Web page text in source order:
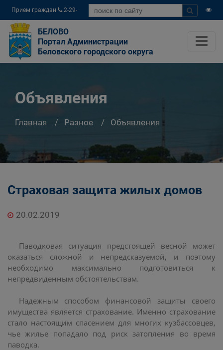
Прием граждан
2-29-
04
БЕЛОВО
Портал Администрации
Беловского городского округа
Объявления
Главная Разное Объявления
Страховая защита жилых домов
20.02.2019
Паводковая ситуация предстоящей весной может
оказаться сложной и непредсказуемой, и поэтому
необходимо максимально подготовиться к
непредвиденным обстоятельствам.
Надежным способом финансовой защиты своего
имущества является страхование. Именно страхование
стало настоящим спасением для многих кузбассовцев,
чье жилье попадало под риск затопления во время
паводка.